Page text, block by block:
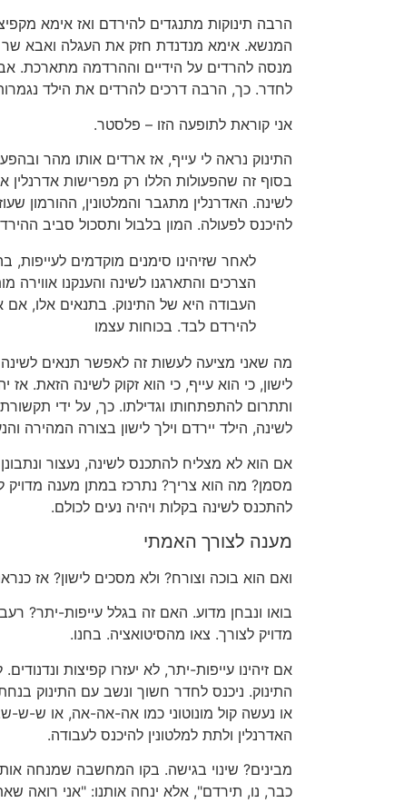
הרבה תינוקות מתנגדים להירדם ואז אימא
המנשא. אימא מנדנדת חזק את העגלה ואבא שר
מנסה להרדים על הידיים וההרדמה מתארכת.
לחדר. כך, הרבה דרכים להרדים את הילד
אני קוראת לתופעה הזו – פלסטר.
התינוק נראה לי עייף, אז ארדים אותו מהר
בסוף זה שהפעולות הללו רק מפרישות אדרנלין
לשינה. האדרנלין מתגבר והמלטונין, ההורמון
להיכנס לפעולה. המון בלבול ותסכול סביב
לאחר שזיהינו סימנים מוקדמים לעייפות,
הצרכים והתארגנו לשינה והענקנו אווירה
העבודה היא של התינוק. בתנאים אלו, אם
להירדם לבד. בכוחות עצמו
מה שאני מציעה לעשות זה לאפשר תנאים
לישון, כי הוא עייף, כי הוא זקוק לשינה הזאת. אז
ותתרום להתפתחותו וגדילתו. כך, על ידי
לשינה, הילד יירדם וילך לישון בצורה המהירה
אם הוא לא מצליח להתכנס לשינה, נעצור
מסמן? מה הוא צריך? נתרכז במתן מענה מדויק
להתכנס לשינה בקלות ויהיה נעים לכולם.
מענה לצורך האמתי
ואם הוא בוכה וצורח? ולא מסכים לישון? אז
בואו ונבחן מדוע. האם זה בגלל עייפות-יתר?
מדויק לצורך. צאו מהסיטואציה. בחנו.
אם זיהינו עייפות-יתר, לא יעזרו קפיצות
התינוק. ניכנס לחדר חשוך ונשב עם התינוק
או נעשה קול מונוטוני כמו אה-אה-אה, או ש-
האדרנלין ולתת למלטונין להיכנס לעבודה.
מבינים? שינוי בגישה. בקו המחשבה שמנחה
כבר, נו, תירדם", אלא ינחה אותנו: "אני רואה